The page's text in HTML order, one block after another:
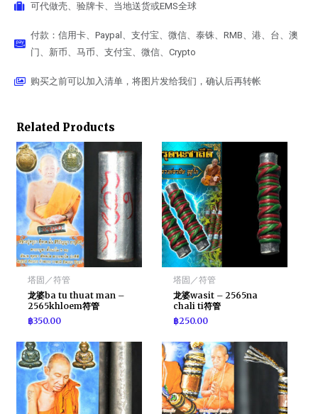
可代做壳、验牌卡、当地送货或EMS全球
付款：信用卡、Paypal、支付宝、微信、泰铢、RMB、港、台、澳
门、新币、马币、支付宝、微信、Crypto
购买之前可以加入清单，将图片发给我们，确认后再转帐
Related Products
塔固／符管
龙婆ba tu thuat man –
2565khloem符管
฿350.00
塔固／符管
龙婆wasit – 2565na
chali ti符管
฿250.00